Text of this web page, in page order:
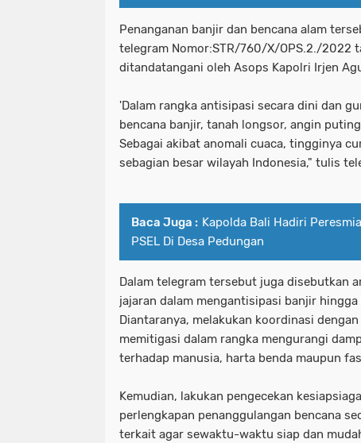
Penanganan banjir dan bencana alam
telegram Nomor:STR/760/X/OPS.2./2022
ditandatangani oleh Asops Kapolri Irjen
'Dalam rangka antisipasi secara dini dan
bencana banjir, tanah longsor, angin
Sebagai akibat anomali cuaca, tingginya
sebagian besar wilayah Indonesia," tulis
Baca Juga : Kapolda Bali Hadiri
PSEL Di Desa Pedungan
Dalam telegram tersebut juga disebutkan
jajaran dalam mengantisipasi banjir
Diantaranya, melakukan koordinasi
memitigasi dalam rangka mengurangi
terhadap manusia, harta benda maupun
Kemudian, lakukan pengecekan
perlengkapan penanggulangan bencana
terkait agar sewaktu-waktu siap dan